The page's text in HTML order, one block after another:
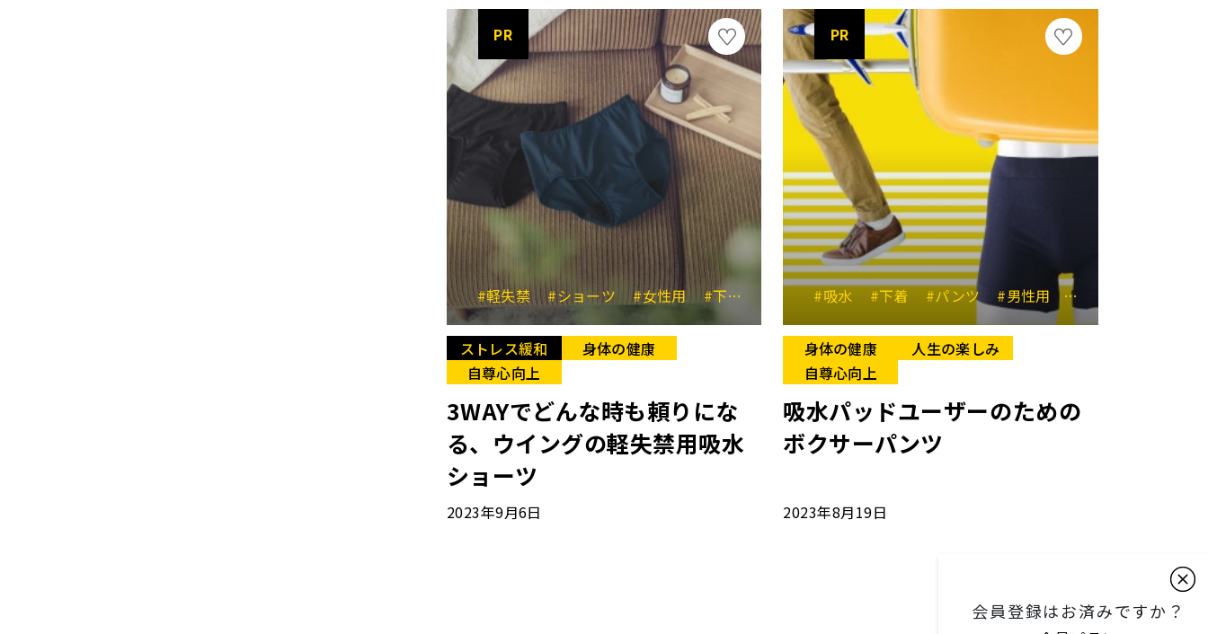
PR
#軽失禁 #ショーツ #女性用 #下着 #ストレス #尿漏れ対策
ストレス緩和
身体の健康
自尊心向上
3WAYでどんな時も頼りにな
る、ウイングの軽失禁用吸水
ショーツ
2023年9月6日
PR
#吸水 #下着 #パンツ #男性用 #尿漏れ対策
身体の健康
人生の楽しみ
自尊心向上
吸水パッドユーザーのための
ボクサーパンツ
2023年8月19日
会員登録はお済みですか？